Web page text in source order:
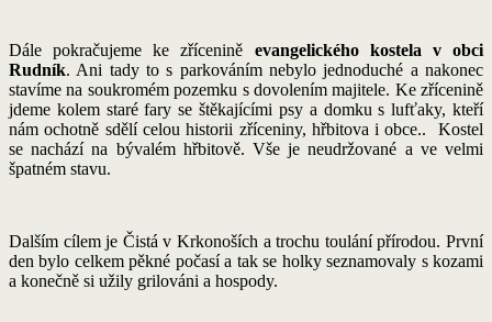
Dále pokračujeme ke zřícenině evangelického kostela v obci
Rudník. Ani tady to s parkováním nebylo jednoduché a nakonec
stavíme na soukromém pozemku s dovolením majitele. Ke zřícenině
jdeme kolem staré fary se štěkajícími psy a domku s lufťaky, kteří
nám ochotně sdělí celou historii zříceniny, hřbitova i obce.. Kostel
se nachází na bývalém hřbitově. Vše je neudržované a ve velmi
špatném stavu.
Dalším cílem je Čistá v Krkonoších a trochu toulání přírodou. První
den bylo celkem pěkné počasí a tak se holky seznamovaly s kozami
a konečně si užily grilováni a hospody.